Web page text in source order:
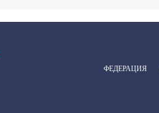
ФЕДЕРАЦИЯ